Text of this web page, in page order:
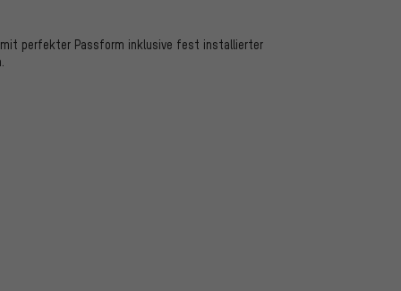
perfekter Passform inklusive fest installierter